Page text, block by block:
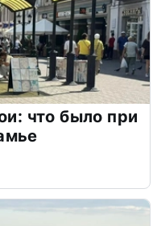
что было при